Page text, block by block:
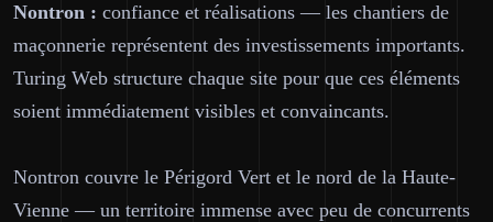
Nontron : confiance et réalisations — les chantiers de
maçonnerie représentent des investissements importants.
Turing Web structure chaque site pour que ces éléments
soient immédiatement visibles et convaincants.
Nontron couvre le Périgord Vert et le nord de la Haute-
Vienne — un territoire immense avec peu de concurrents